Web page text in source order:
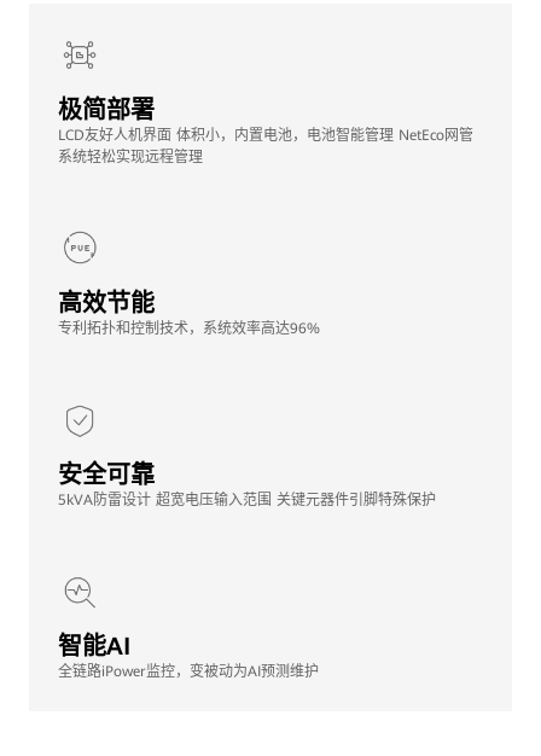
极简部署
LCD友好人机界面 体积小，内置电池，电池智能管理 NetEco网管
系统轻松实现远程管理
高效节能
专利拓扑和控制技术，系统效率高达96%
安全可靠
5kVA防雷设计 超宽电压输入范围 关键元器件引脚特殊保护
智能AI
全链路iPower监控，变被动为AI预测维护